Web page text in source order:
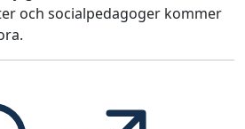
och socialpedagoger kommer